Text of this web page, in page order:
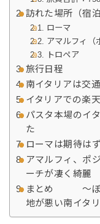
訪れた場所（宿
ローマ
アマルフィ（
トロペア
旅行日程
南イタリアは交
イタリアでの楽
パスタ本場のイ
た
ローマは期待は
アマルフィ、ポ
ーチが凄く綺麗
まとめ 〜ぼっ
地が悪い南イタ